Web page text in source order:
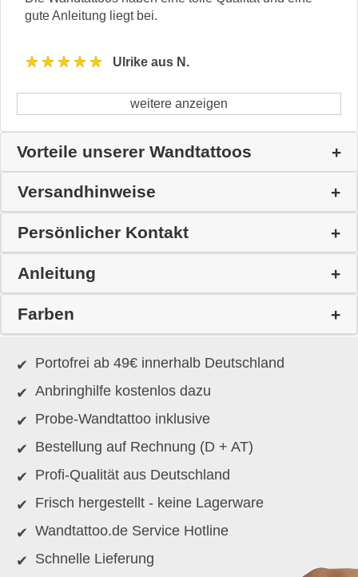
gute Anleitung liegt bei.
★★★★★ Ulrike aus N.
weitere anzeigen
Vorteile unserer Wandtattoos
Versandhinweise
Persönlicher Kontakt
Anleitung
Farben
Portofrei ab 49€ innerhalb Deutschland
Anbringhilfe kostenlos dazu
Probe-Wandtattoo inklusive
Bestellung auf Rechnung (D + AT)
Profi-Qualität aus Deutschland
Frisch hergestellt - keine Lagerware
Wandtattoo.de Service Hotline
Schnelle Lieferung